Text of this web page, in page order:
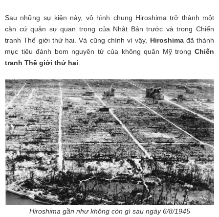
Sau những sự kiện này, vô hình chung Hiroshima trở thành một
căn cứ quân sự quan trọng của Nhật Bản trước và trong Chiến
tranh Thế giới thứ hai. Và cũng chính vì vậy, Hiroshimađã thành
mục tiêu đánh bom nguyên tử của không quân Mỹ trong Chiến
tranh Thế giới thứ hai
Hiroshima gần như không còn gì sau ngày 6/8/1945